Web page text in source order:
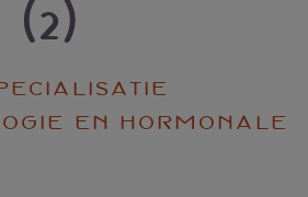
(2)
en hormonale